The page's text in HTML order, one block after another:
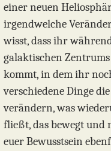
einer neuen
irgendwelche
wisst, dass ihr
galaktischen
kommt, in dem ihr
verschiedene Dinge
verändern, was
fließt, das bewegt und
euer Bewusstsein